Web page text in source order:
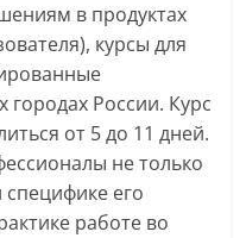
в продуктах
курсы для
городах России. Курс
от 5 до 11 дней.
не только
специфике его
работе во